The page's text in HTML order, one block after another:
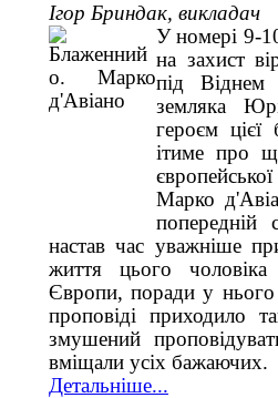
Ігор Бриндак, викладач
У номері 9-
на захист
під
земляка
героєм
ітиме про
Марко
попередній
настав час уважніше
життя цього
Європи, поради у нього
проповіді приходило
змушений
вміщали усіх бажаючих.
Детальніше...